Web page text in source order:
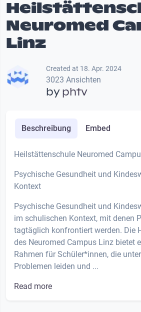
Neuromed
Linz
Created at 18. Apr. 2024
3023 Ansichten
byphtv
Beschreibung Embed
Heilstättenschule Neuromed
Psychische Gesundheit und
Kontext
Psychische Gesundheit und
im schulischen Kontext, mit denen
tagtäglich konfrontiert werden. Die
des Neuromed Campus Linz bietet
Rahmen für Schüler*innen, die
Problemen leiden und ...
Read more